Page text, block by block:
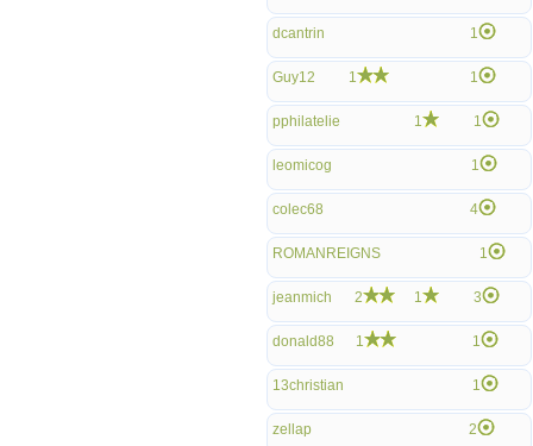
dcantrin 1
Guy12 1 1
pphilatelie 1 1
leomicog 1
colec68 4
ROMANREIGNS 1
jeanmich 2 1 3
donald88 1 1
13christian 1
zellap 2